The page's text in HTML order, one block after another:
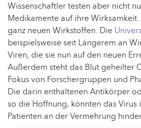
Wissenschaftler testen aber nicht
Medikamente auf ihre
ganz neuen Wirkstoffen. Die
beispielsweise seit Längerem an
Viren, die sie nun auf den neuen
Außerdem steht das Blut geheilter
Fokus von Forschergruppen und
Die darin enthaltenen Antikörper
so die Hoffnung, könnten das Virus
Patienten an der Vermehrung